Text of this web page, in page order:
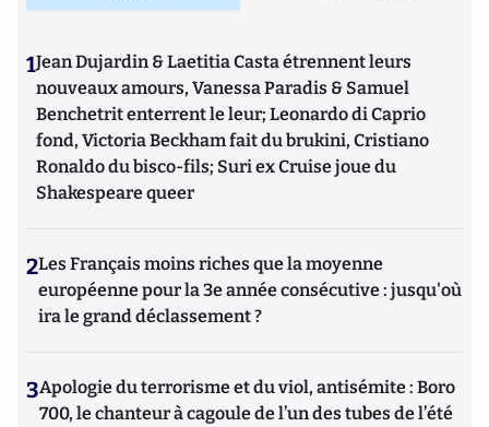
1Jean Dujardin & Laetitia Casta étrennent leurs
nouveaux amours, Vanessa Paradis & Samuel
Benchetrit enterrent le leur; Leonardo di Caprio
fond, Victoria Beckham fait du brukini, Cristiano
Ronaldo du bisco-fils; Suri ex Cruise joue du
Shakespeare queer
2Les Français moins riches que la moyenne
européenne pour la 3e année consécutive : jusqu'où
ira le grand déclassement ?
3Apologie du terrorisme et du viol, antisémite : Boro
700, le chanteur à cagoule de l’un des tubes de l’été